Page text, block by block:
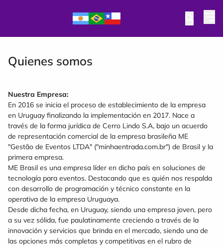
Quienes somos
Nuestra Empresa:
En 2016 se inicia el proceso de establecimiento de la empresa
en Uruguay finalizando la implementación en 2017. Nace a
través de la forma jurídica de Cerro Lindo S.A, bajo un acuerdo
de representación comercial de la empresa brasileña ME
"Gestão de Eventos LTDA" ("minhaentrada.com.br") de Brasil y la
primera empresa.
ME Brasil es una empresa líder en dicho país en soluciones de
tecnología para eventos. Destacando que es quién nos respalda
con desarrollo de programación y técnico constante en la
operativa de la empresa Uruguaya.
Desde dicha fecha, en Uruguay, siendo una empresa joven, pero
a su vez sólida, fue paulatinamente creciendo a través de la
innovación y servicios que brinda en el mercado, siendo una de
las opciones más completas y competitivas en el rubro de